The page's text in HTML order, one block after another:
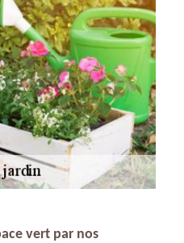
vert par nos